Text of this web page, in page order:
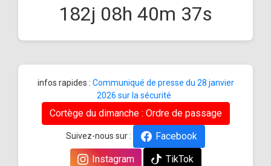
182j 08h 40m 37s
infos rapides : Communiqué de presse du 28 janvier
2026 sur la sécurité
Cortège du dimanche : Ordre de passage
Suivez-nous sur :
Facebook
Instagram
TikTok